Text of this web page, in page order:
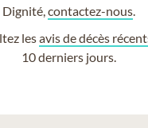
Dignité,contactez-nous
lesavis de décès
10 derniers jours.